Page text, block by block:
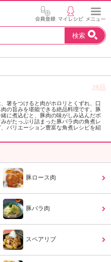
検索
28品
箸をつけると肉がホロリとくずれ、口
の旨みを堪能できる絶品料理です。豚
に煮込むと、豚肉の味がしみ込んだボ
がたっぷり詰まった豚バラ肉の角煮レ
バリエーション豊富な角煮レシピを紹
豚ロース肉
豚バラ肉
スペアリブ